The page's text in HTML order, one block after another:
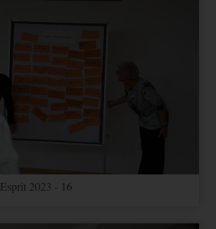
2023 - 16